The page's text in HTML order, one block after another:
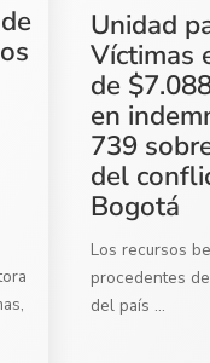
Unidad
Víctimas
de
en
739
del
Bogotá
Los recursos
procedentes
del país ...